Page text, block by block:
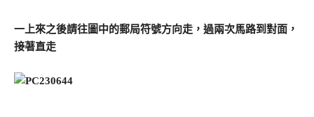
一上來之後請往圖中的郵局符號方向走，過兩次馬路到對面，
接著直走